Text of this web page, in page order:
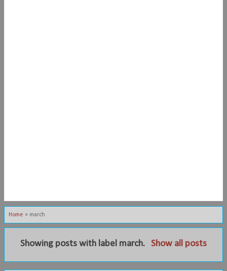
Home » march
Showing posts with label march. Show all posts